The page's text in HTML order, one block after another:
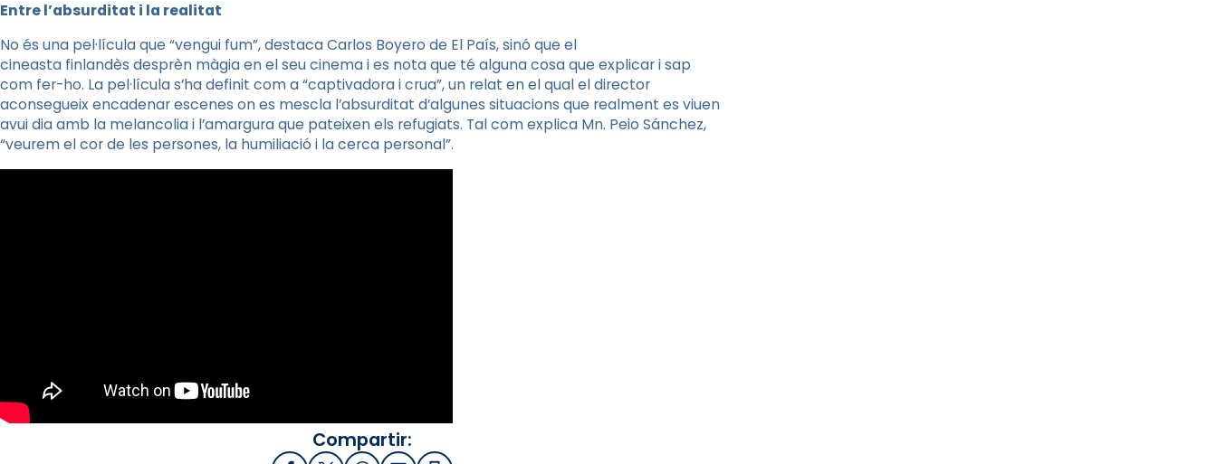
Entre l’absurditat i la realitat
No és una pel·lícula que “vengui fum”, destacaCarlos Boyero de El País, sinó que el
cineasta finlandès desprèn màgia en el seu cinema i es nota que té alguna cosa que explicar i sap
com fer-ho. La pel·lícula s’ha definit com a “captivadora i crua”, un relat en el qual el director
aconsegueix encadenar escenes on es mescla l’absurditat d’algunes situacions que realment es viuen
avui dia amb la melancolia i l’amargura que pateixen els refugiats. Tal com explica Mn. Peio Sánchez,
“veurem el cor de les persones, la humiliació i la cerca personal”.
Compartir: